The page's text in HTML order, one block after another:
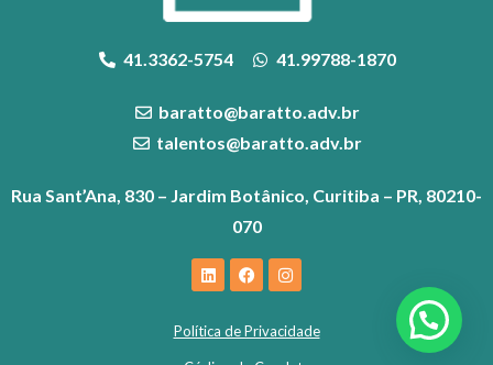
41.3362-5754 41.99788-1870
baratto@baratto.adv.br
talentos@baratto.adv.br
Rua Sant’Ana, 830 – Jardim Botânico, Curitiba – PR, 80210-
070
Política de Privacidade